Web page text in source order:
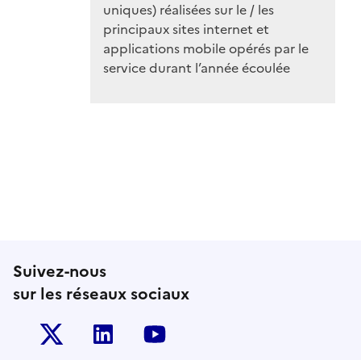
Suivez-nous
sur les réseaux sociaux
Twitter-x Linkedin